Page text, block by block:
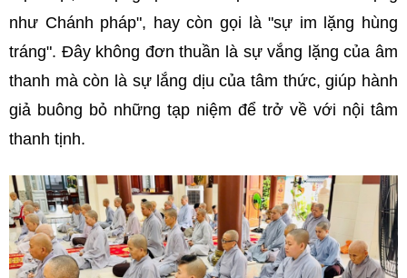
như Chánh pháp", hay còn gọi là "sự im lặng hùng
tráng". Đây không đơn thuần là sự vắng lặng của âm
thanh mà còn là sự lắng dịu của tâm thức, giúp hành
giả buông bỏ những tạp niệm để trở về với nội tâm
thanh tịnh.